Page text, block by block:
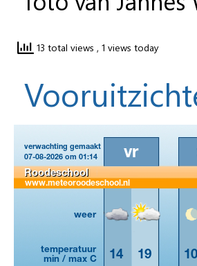
13 total views , 1 views today